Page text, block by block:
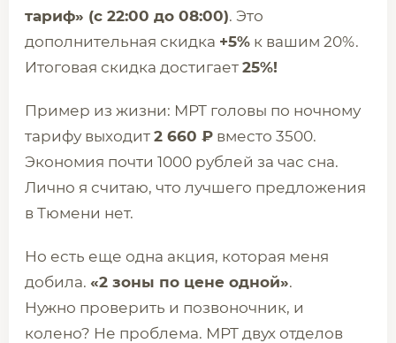
тариф» (с 22:00 до 08:00). Это
дополнительная скидка +5% к вашим 20%.
Итоговая скидка достигает 25%!
Пример из жизни: МРТ головы по ночному
тарифу выходит 2 660 ₽ вместо 3500.
Экономия почти 1000 рублей за час сна.
Лично я считаю, что лучшего предложения
в Тюмени нет.
Но есть еще одна акция, которая меня
добила. «2 зоны по цене одной».
Нужно проверить и позвоночник, и
колено? Не проблема. МРТ двух отделов